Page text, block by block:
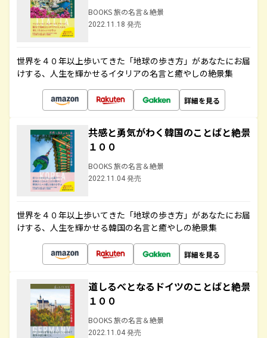
BOOKS 旅の名言＆絶景
2022.11.18 発売
世界を４０年以上歩いてきた「地球の歩き方」があなたにお届
けする、人生を輝かせるイタリアの名言と癒やしの絶景集
詳細を見る
共感と勇気がわく韓国のことばと絶景
１００
BOOKS 旅の名言＆絶景
2022.11.04 発売
世界を４０年以上歩いてきた「地球の歩き方」があなたにお届
けする、人生を輝かせる韓国の名言と癒やしの絶景集
詳細を見る
道しるべとなるドイツのことばと絶景
１００
BOOKS 旅の名言＆絶景
2022.11.04 発売